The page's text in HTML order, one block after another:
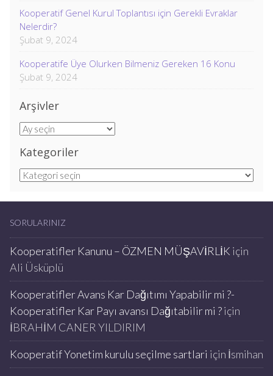
Kooperatif Genel Kurul Toplantısı için Gerekli Evraklar
Nelerdir?
Şubat 9, 2024
Kooperatife Üye Olurken Bilmeniz Gereken 16 Konu
Şubat 9, 2024
Arşivler
Arşivler
Kategoriler
Kategoriler
SORULARINIZ
Kooperatifler Kanunu – ÖZMEN MÜŞAVİRLİK için
Ali Üsküplü
Kooperatifler Avans Kar Dağıtımı Yapabilir mi ?-
Kooperatifler Kar Payı avansı Dağıtabilir mi ?için
İBRAHİM CANER YILDIRIM
Kooperatif Yonetim kurulu seçilme sartlari için İsmihan